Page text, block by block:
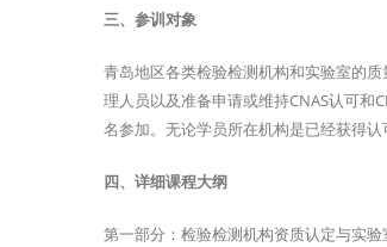
三、参训对象
青岛地区各类检验检测机构和实验室的
理人员以及准备申请或维持CNAS认可
名参加。无论学员所在机构是已经获得
四、详细课程大纲
第一部分：检验检测机构资质认定与实